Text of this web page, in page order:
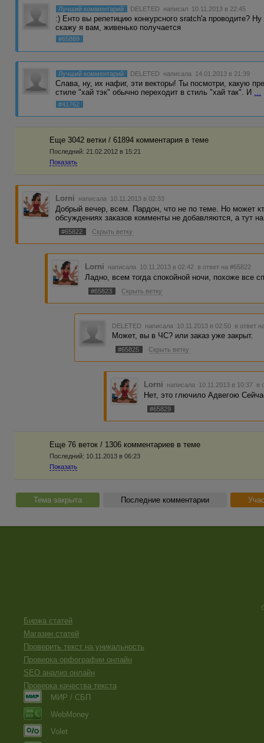
Лучший комментарий DELETED написал 10.11.2013 в 22:45
:) Енто вы репетицию конкурсного sratch'a проводите?
скажу я вам, живенько получается
#65889
Лучший комментарий DELETED написала 14.01.2013 в 21:39
Слава, ну, их нафиг, эти векторы! Ты посмотри, какую
стиле "хай тэк" обычно переходит в стиль "хай так". И ...
#41762
Еще 3042 ветки / 61894 комментария в темe
Последний: 21.02.2012 в 15:21
Показать
Lorni написала 10.11.2013 в 02:33
Добрый вечер, всем. Пардон, что не по теме. Но может
обсуждениях заказов комменты не добавляются, а тут
#65822 Скрыть ветку
Lorni написала 10.11.2013 в 02:42 в ответ на #65822
Ладно, всем тогда спокойной ночи, похоже все
#65823 Скрыть ветку
DELETED написала 10.11.2013 в 02:50 в ответ
Может, вы в ЧС? или заказ уже закрыт.
#65825 Скрыть ветку
Lorni написала 10.11.2013 в 10:37 в
Нет, это глючило Адвегою
#65829
Еще 76 веток / 1306 комментариев в темe
Последний: 10.11.2013 в 06:23
Показать
Тема закрыта Последние комментарии
Биржа статей
Магазин статей
Проверить текст на уникальность
Проверка орфографии онлайн
SEO анализ онлайн
Проверка качества текста
МИР / СБП
WebMoney
Volet